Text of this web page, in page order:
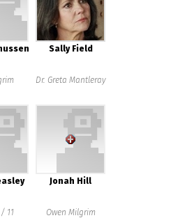
Sally Field
Dr. Greta Mantleray
11
Jonah Hill
Owen Milgrim